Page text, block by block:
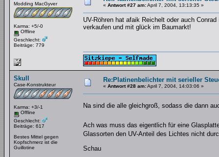
Modding MacGyver
Karma: +5/-0
Offline
Geschlecht:
Beiträge: 779
« Antwort #27 am:April 7, 2004, 13:13:35 »
UV-Röhren hat afaik Reichelt oder auch
verkaufen und mit glück im Baumarkt!
Skull
Case-Konstrukteur
Karma: +3/-1
Offline
Geschlecht:
Beiträge: 617
Bestes Mittel gegen
Kopfschmerz ist die
Guillotine
Re:Platinenbelichter mit serieller
« Antwort #28 am:April 7, 2004, 14:03:06 »
Na sind die alle gleichgroß, sodass die dann
Ach was muss das eigentlich für eine
Glassorten den UV-Anteil des Lichtes nicht
Schau